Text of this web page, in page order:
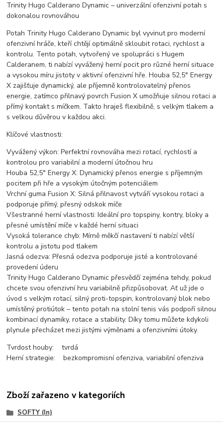
Trinity Hugo Calderano Dynamic – univerzální ofenzivní potah s
dokonalou rovnováhou
Potah Trinity Hugo Calderano Dynamic byl vyvinut pro moderní
ofenzivní hráče, kteří chtějí optimálně skloubit rotaci, rychlost a
kontrolu. Tento potah, vytvořený ve spolupráci s Hugem
Calderanem, ti nabízí vyvážený herní pocit pro různé herní situace
a vysokou míru jistoty v aktivní ofenzivní hře. Houba 52,5° Energy
X zajišťuje dynamický, ale příjemně kontrolovatelný přenos
energie, zatímco přilnavý povrch Fusion X umožňuje silnou rotaci a
přímý kontakt s míčkem. Takto hraješ flexibilně, s velkým tlakem a
s velkou důvěrou v každou akci.
Klíčové vlastnosti:
Vyvážený výkon: Perfektní rovnováha mezi rotací, rychlostí a
kontrolou pro variabilní a moderní útočnou hru
Houba 52,5° Energy X: Dynamický přenos energie s příjemným
pocitem při hře a vysokým útočným potenciálem
Vrchní guma Fusion X: Silná přilnavost vytváří vysokou rotaci a
podporuje přímý, přesný odskok míče
Všestranné herní vlastnosti: Ideální pro topspiny, kontry, bloky a
přesné umístění míče v každé herní situaci
Vysoká tolerance chyb: Mírně měkčí nastavení ti nabízí větší
kontrolu a jistotu pod tlakem
Jasná odezva: Přesná odezva podporuje jisté a kontrolované
provedení úderu
Trinity Hugo Calderano Dynamic přesvědčí zejména tehdy, pokud
chcete svou ofenzivní hru variabilně přizpůsobovat. Ať už jde o
úvod s velkým rotací, silný proti-topspin, kontrolovaný blok nebo
umístěný protiútok – tento potah na stolní tenis vás podpoří silnou
kombinací dynamiky, rotace a stability. Díky tomu můžete kdykoli
plynule přecházet mezi jistými výměnami a ofenzivními útoky.
Tvrdost houby: tvrdá
Herní strategie: bezkompromisní ofenziva, variabilní ofenziva
Zboží zařazeno v kategoriích
SOFTY (In)